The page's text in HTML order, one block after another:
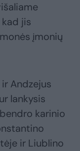
jis
įmonių
Andzejus
lankysis
karinio
ir Liublino